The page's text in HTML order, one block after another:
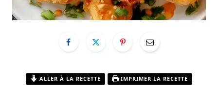
ALLER À LA RECETTE IMPRIMER LA RECETTE